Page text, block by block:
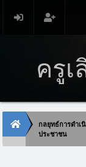
ครู
กลยุทธ์การดำเ
ประชาชน